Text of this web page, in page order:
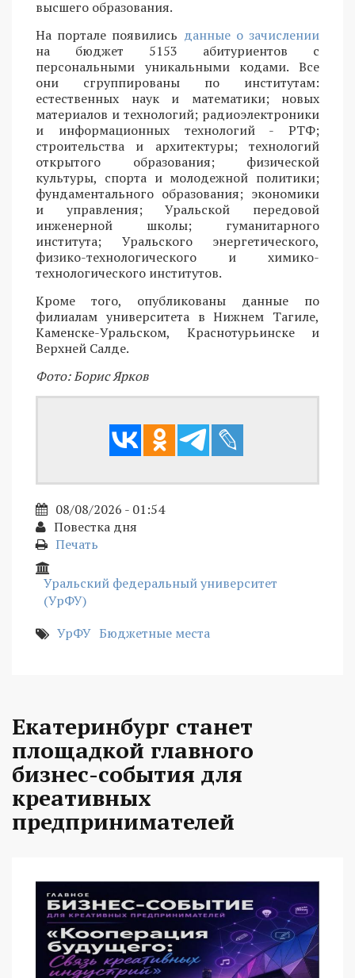
высшего образования.
На портале появились данные о зачислении
на бюджет 5153 абитуриентов с
персональными уникальными кодами. Все
они сгруппированы по институтам:
естественных наук и математики; новых
материалов и технологий; радиоэлектроники
и информационных технологий - РТФ;
строительства и архитектуры; технологий
открытого образования; физической
культуры, спорта и молодежной политики;
фундаментального образования; экономики
и управления; Уральской передовой
инженерной школы; гуманитарного
института; Уральского энергетического,
физико-технологического и химико-
технологического институтов.
Кроме того, опубликованы данные по
филиалам университета в Нижнем Тагиле,
Каменске-Уральском, Краснотурьинске и
Верхней Салде.
Фото: Борис Ярков
08/08/2026 - 01:54
Повестка дня
Печать
Уральский федеральный университет
(УрФУ)
УрФУ Бюджетные места
Екатеринбург станет
площадкой главного
бизнес-события для
креативных
предпринимателей